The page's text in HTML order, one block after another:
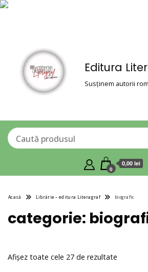
Editura
Susținem autorii
0
0,00 lei
Acasă Librărie – editura Literagraf biografic
categorie:
Afișez toate cele 27 de rezultate